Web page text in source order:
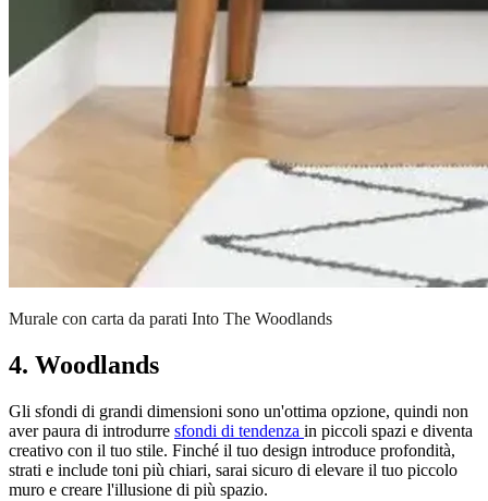
Murale con carta da parati Into The Woodlands
4. Woodlands
Gli sfondi di grandi dimensioni sono un'ottima opzione, quindi non
aver paura di introdurre sfondi di tendenza in piccoli spazi e diventa
creativo con il tuo stile. Finché il tuo design introduce profondità,
strati e include toni più chiari, sarai sicuro di elevare il tuo piccolo
muro e creare l'illusione di più spazio.